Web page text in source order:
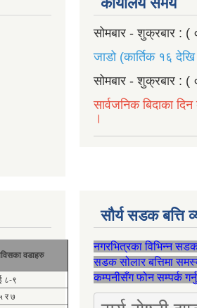
सोमबार - शुक्रबार :
जाडो (कार्तिक १६
सोमबार - शुक्रबार :
सार्वजनिक बिदाका
।
वडाहरु
८-९
र ७
सौर्य सडक बत्ति
नगरभित्रका विभिन्न
सडक सोलार बत्तिमा
कम्पनीसँग फोन सम्पर्क